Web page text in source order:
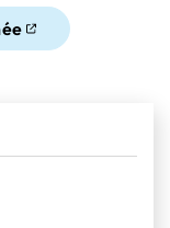
dans un nouvel